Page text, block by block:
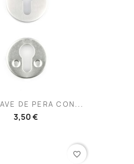
DE PERA CON...
3,50 €
favorite_border